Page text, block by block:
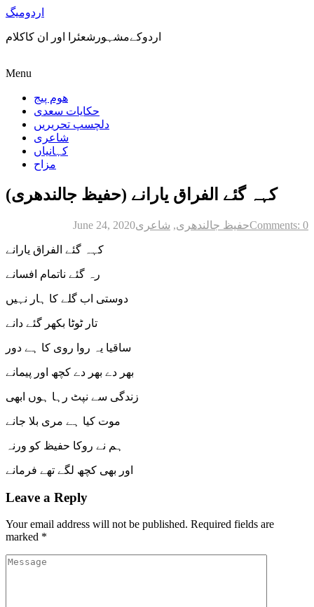
اردومیگ
اردوکےمشہورشعئرا اور ان کاکلام
Menu
ھوم پیج
حکایات سعدی
دلچسپ تحریریں
شاعری
کہانیاں
مزاح
کہہ گئے الفراق یارانے (حفیظ جالندھری)
June 24, 2020 حفیظ جالندھری, شاعری Comments: 0
کہہ گئے الفراق یارانے
رہ گئے ناتمام افسانے
دوستی اب گلے کا ہار نہیں
تار ٹوٹا بکھر گئے دانے
ساقیا یہ روا روی کا ہے دور
بھر دے بھر دے کچھ اور پیمانے
زندگی سے نپٹ رہا ہوں ابھی
موت کیا ہے مری بلا جانے
ہم نے روکا حفیظ کو ورنہ
اور بھی کچھ لگے تھے فرمانے
Leave a Reply
Your email address will not be published. Required fields are
marked *